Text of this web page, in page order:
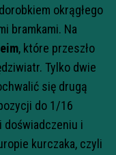
okrągłego
bramkami. Na
, które przeszło
Tylko dwie
się drugą
do 1/16
doświadczeniu i
kurczaka, czyli